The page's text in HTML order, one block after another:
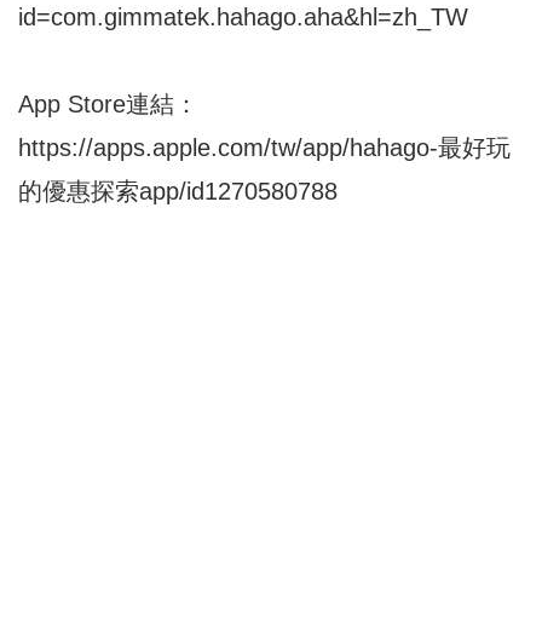
id=com.gimmatek.hahago.aha&hl=zh_TW
App Store連結：
https://apps.apple.com/tw/app/hahago-最好玩
的優惠探索app/id1270580788